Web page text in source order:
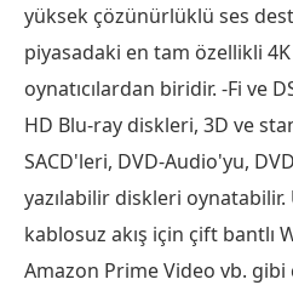
yüksek çözünürlüklü ses
piyasadaki en tam özellikli
oynatıcılardan biridir. -Fi ve
HD Blu-ray diskleri, 3D ve
SACD'leri, DVD-Audio'yu,
yazılabilir diskleri
kablosuz akış için çift bantlı
Amazon Prime Video vb. gibi